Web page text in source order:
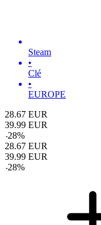
Steam
•
Clé
•
EUROPE
28.67 EUR
39.99 EUR
-28%
28.67 EUR
39.99 EUR
-28%